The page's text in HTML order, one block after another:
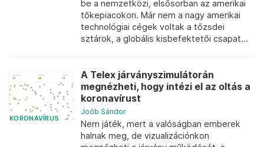
be a nemzetközi, elsősorban az amerikai
tőkepiacokon. Már nem a nagy amerikai
technológiai cégek voltak a tőzsdei
sztárok, a globális kisbefektetői csapat...
KORONAVÍRUS
A Telex járványszimulátorán
megnézheti, hogy intézi el az oltás a
koronavírust
Joób Sándor
Nem játék, mert a valóságban emberek
halnak meg, de vizualizációnkon